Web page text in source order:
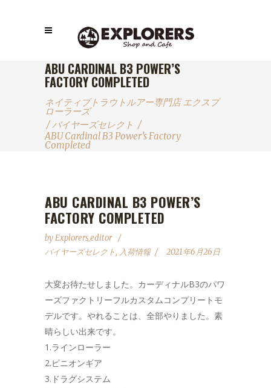
ABU CARDINAL B3 POWER’S
FACTORY COMPLETED
ネイティブトラウトルアー専門店 エクスプ
ローラーズ
/バイヤーズセレクト /
ABU Cardinal B3 Power’s Factory
Completed
ABU CARDINAL B3 POWER’S
FACTORY COMPLETED
byExplorers_editor
バイヤーズセレクト, 入荷情報 2021年6月26日
大変お待たせしました。カーディナルB3のパワ
ーズファクトリーフルカスタムコンプリートモ
デルです。やれることは、全部やりました。素
晴らしい出来です。
1.ラインローラー
2.ピニオンギア
3.ドラグシステム